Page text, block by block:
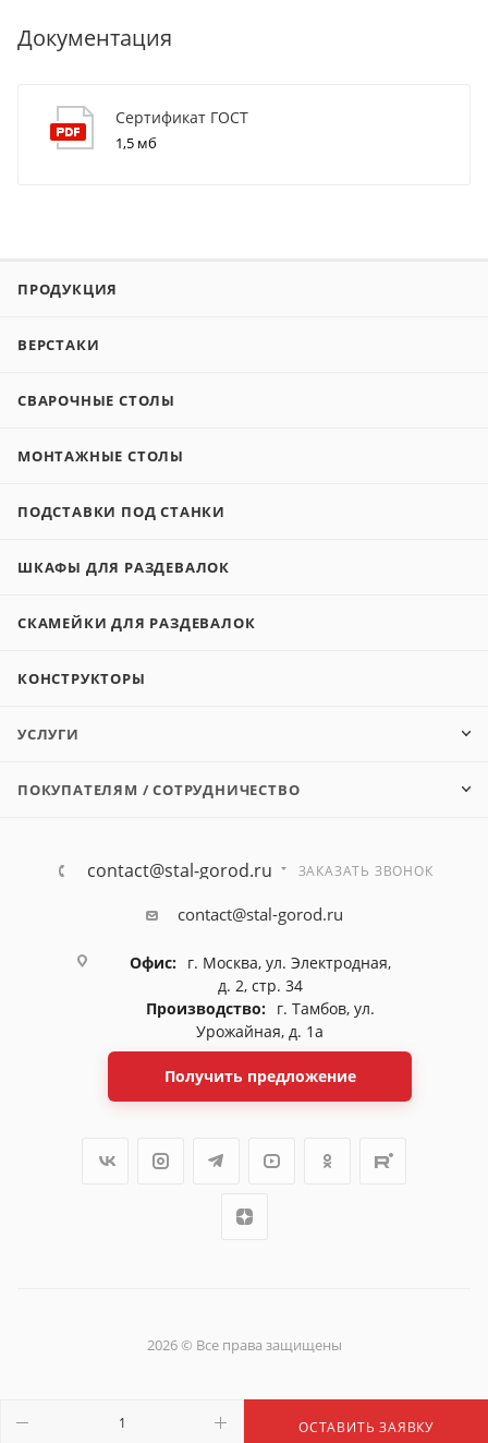
ОСТАВИТЬ ЗАЯВКУ
Документация
Сертификат ГОСТ
1,5 мб
ПРОДУКЦИЯ
ВЕРСТАКИ
СВАРОЧНЫЕ СТОЛЫ
МОНТАЖНЫЕ СТОЛЫ
ПОДСТАВКИ ПОД СТАНКИ
ШКАФЫ ДЛЯ РАЗДЕВАЛОК
СКАМЕЙКИ ДЛЯ РАЗДЕВАЛОК
КОНСТРУКТОРЫ
УСЛУГИ
ПОКУПАТЕЛЯМ / СОТРУДНИЧЕСТВО
contact@stal-gorod.ru ЗАКАЗАТЬ ЗВОНОК
contact@stal-gorod.ru
Офис:
г. Москва, ул. Электродная,
д. 2, стр. 34
Производство:
г. Тамбов, ул.
Урожайная, д. 1а
Получить предложение
2026 © Все права защищены